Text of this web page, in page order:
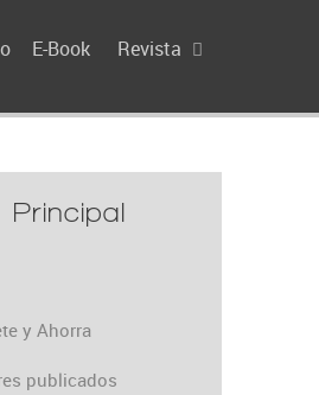
E-Book Revista
Principal
y Ahorra
publicados